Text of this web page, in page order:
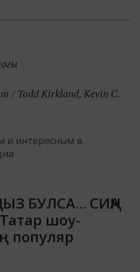
/ Todd Kirkland, Kevin C.
и интересным в
БУЛСА... СИҢА
шоу-
популяр